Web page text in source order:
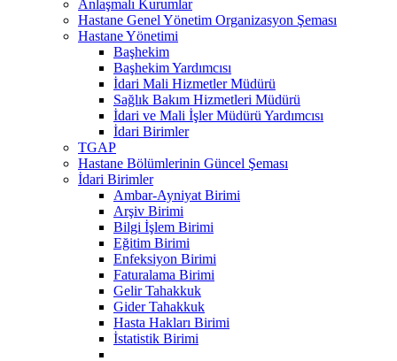
Anlaşmalı Kurumlar
Hastane Genel Yönetim Organizasyon Şeması
Hastane Yönetimi
Başhekim
Başhekim Yardımcısı
İdari Mali Hizmetler Müdürü
Sağlık Bakım Hizmetleri Müdürü
İdari ve Mali İşler Müdürü Yardımcısı
İdari Birimler
TGAP
Hastane Bölümlerinin Güncel Şeması
İdari Birimler
Ambar-Ayniyat Birimi
Arşiv Birimi
Bilgi İşlem Birimi
Eğitim Birimi
Enfeksiyon Birimi
Faturalama Birimi
Gelir Tahakkuk
Gider Tahakkuk
Hasta Hakları Birimi
İstatistik Birimi